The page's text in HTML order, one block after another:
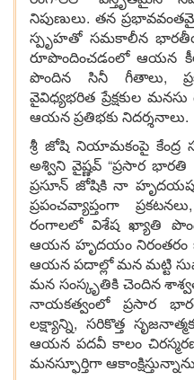
నిపుణులు. తన
స్పృహతో సమకాలీన
రూపొందించడంలో ఆయన
పొందిన సినీ గీతాలు,
వైవిధ్యభరిత ప్రేక్షకుల
ఆయన ప్రతిభకు నిదర్శనాలు.
శ్రీ జోషి నియామకంపై కేంద్ర
అశ్విని వైష్ణవ్ “ప్రసార
ప్రసూన్ జోషికి నా
ప్రపంచవ్యాప్తంగా
రంగాలలో విశేష ఖ్యాతి
ఆయన హృదయం నిరంతరం
ఆయన పదాల్లో మన మట్టి
మన సంస్కృతికి చెందిన
నాయకత్వంలో ప్రసార
లక్ష్యాన్ని, సరికొత్త
ఆయన పదవీ కాలం
మనస్ఫూర్తిగా